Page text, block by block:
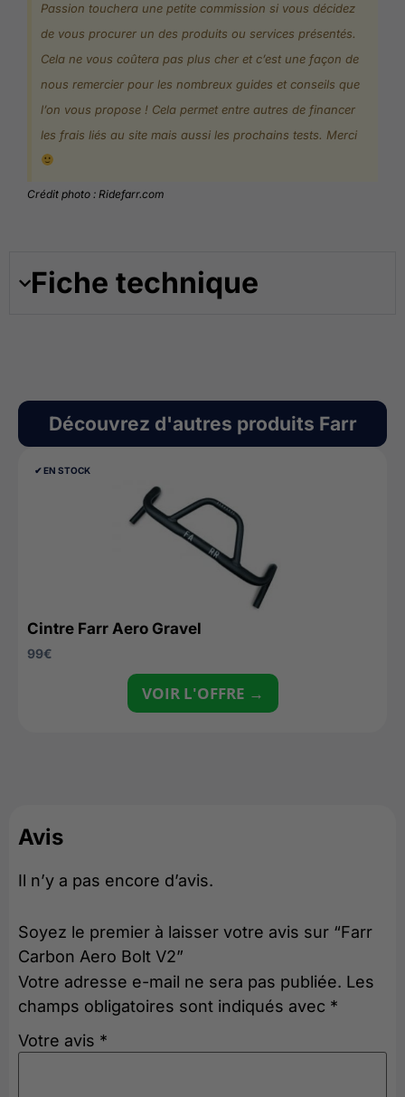
Passion touchera une petite commission si vous décidez
de vous procurer un des produits ou services présentés.
Cela ne vous coûtera pas plus cher et c’est une façon de
nous remercier pour les nombreux guides et conseils que
l’on vous propose ! Cela permet entre autres de financer
les frais liés au site mais aussi les prochains tests. Merci
Crédit photo : Ridefarr.com
Fiche technique
Découvrez d'autres produits Farr
✔︎ EN STOCK
Cintre Farr Aero Gravel
99€
VOIR L'OFFRE →
Avis
Il n’y a pas encore d’avis.
Soyez le premier à laisser votre avis sur “Farr
Carbon Aero Bolt V2”
Votre adresse e-mail ne sera pas publiée. Les
champs obligatoires sont indiqués avec *
Votre avis *